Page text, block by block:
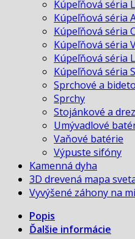
Kúpeľňová séria
Kúpeľňová séria
Kúpeľňová séria
Kúpeľňová séria
Kúpeľňová séria
Kúpeľňová séria
Sprchové a
Sprchy
Stojánkové a
Umývadlové
Vaňové batérie
Výpuste sifóny
Kamenná dyha
3D drevená mapa
Vyvýšené záhony na
Popis
Ďalšie informácie